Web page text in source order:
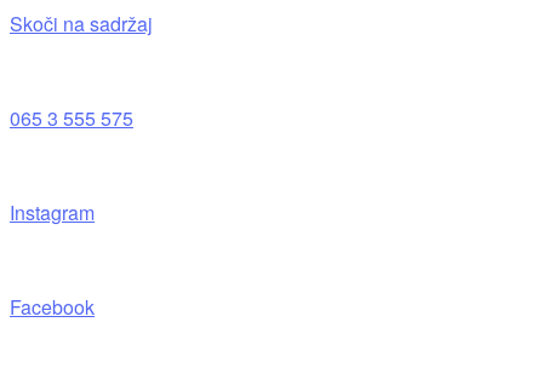
Skoči na sadržaj
065 3 555 575
Instagram
Facebook